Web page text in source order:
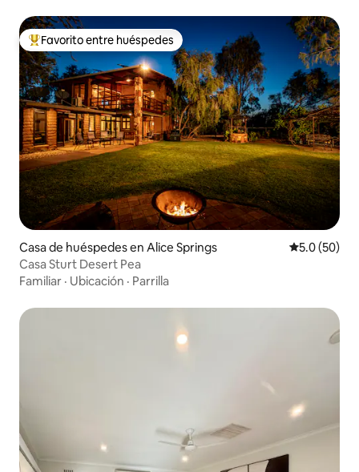
Favorito entre huéspedes preferido
Favorito entre huéspedes
Casa de huéspedes en Alice Springs Calificación
5.0 (50)
Casa Sturt Desert Pea
Familiar · Ubicación · Parrilla